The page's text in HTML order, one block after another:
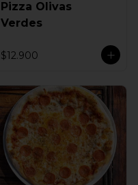
Pizza Olivas
Verdes
$12.900